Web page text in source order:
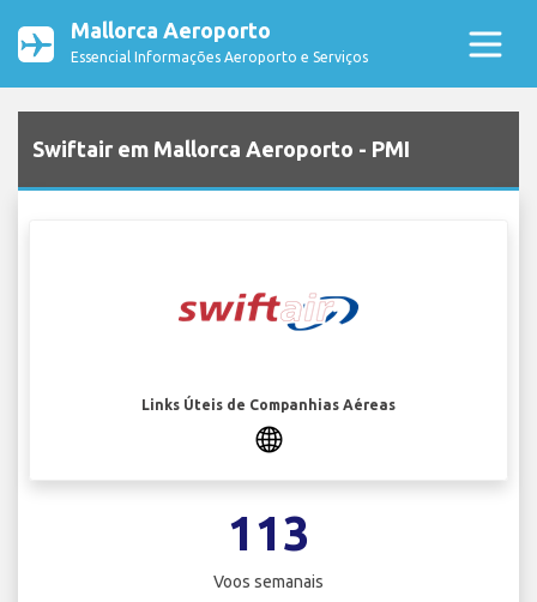
Mallorca Aeroporto
Essencial Informações Aeroporto e Serviços
Swiftair em Mallorca Aeroporto - PMI
Links Úteis de Companhias Aéreas
113
Voos semanais